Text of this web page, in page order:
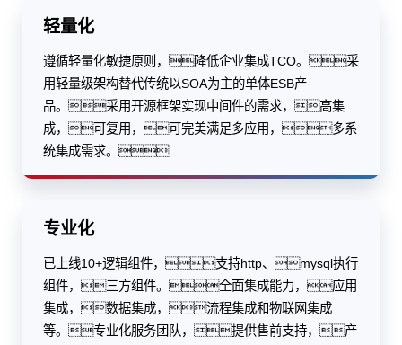
轻量化
遵循轻量化敏捷原则，降低企业集成TCO。采
用轻量级架构替代传统以SOA为主的单体ESB产
品。采用开源框架实现中间件的需求，高集
成，可复用，可完美满足多应用，多系
统集成需求。
专业化
已上线10+逻辑组件，支持http、mysql执行
组件，三方组件。全面集成能力，应用
集成，数据集成，流程集成和物联网集成
等。专业化服务团队，提供售前支持，产